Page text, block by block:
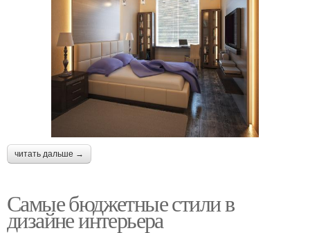
читать дальше →
Самые бюджетные стили в
дизайне интерьера